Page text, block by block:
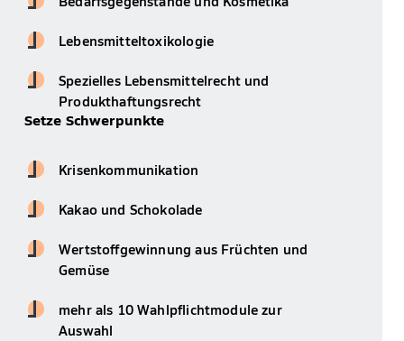
Lebensmitteltoxikologie
Spezielles Lebensmittelrecht und
Produkthaftungsrecht
Setze Schwerpunkte
Krisenkommunikation
Kakao und Schokolade
Wertstoffgewinnung aus Früchten und
Gemüse
mehr als 10 Wahlpflichtmodule zur
Auswahl